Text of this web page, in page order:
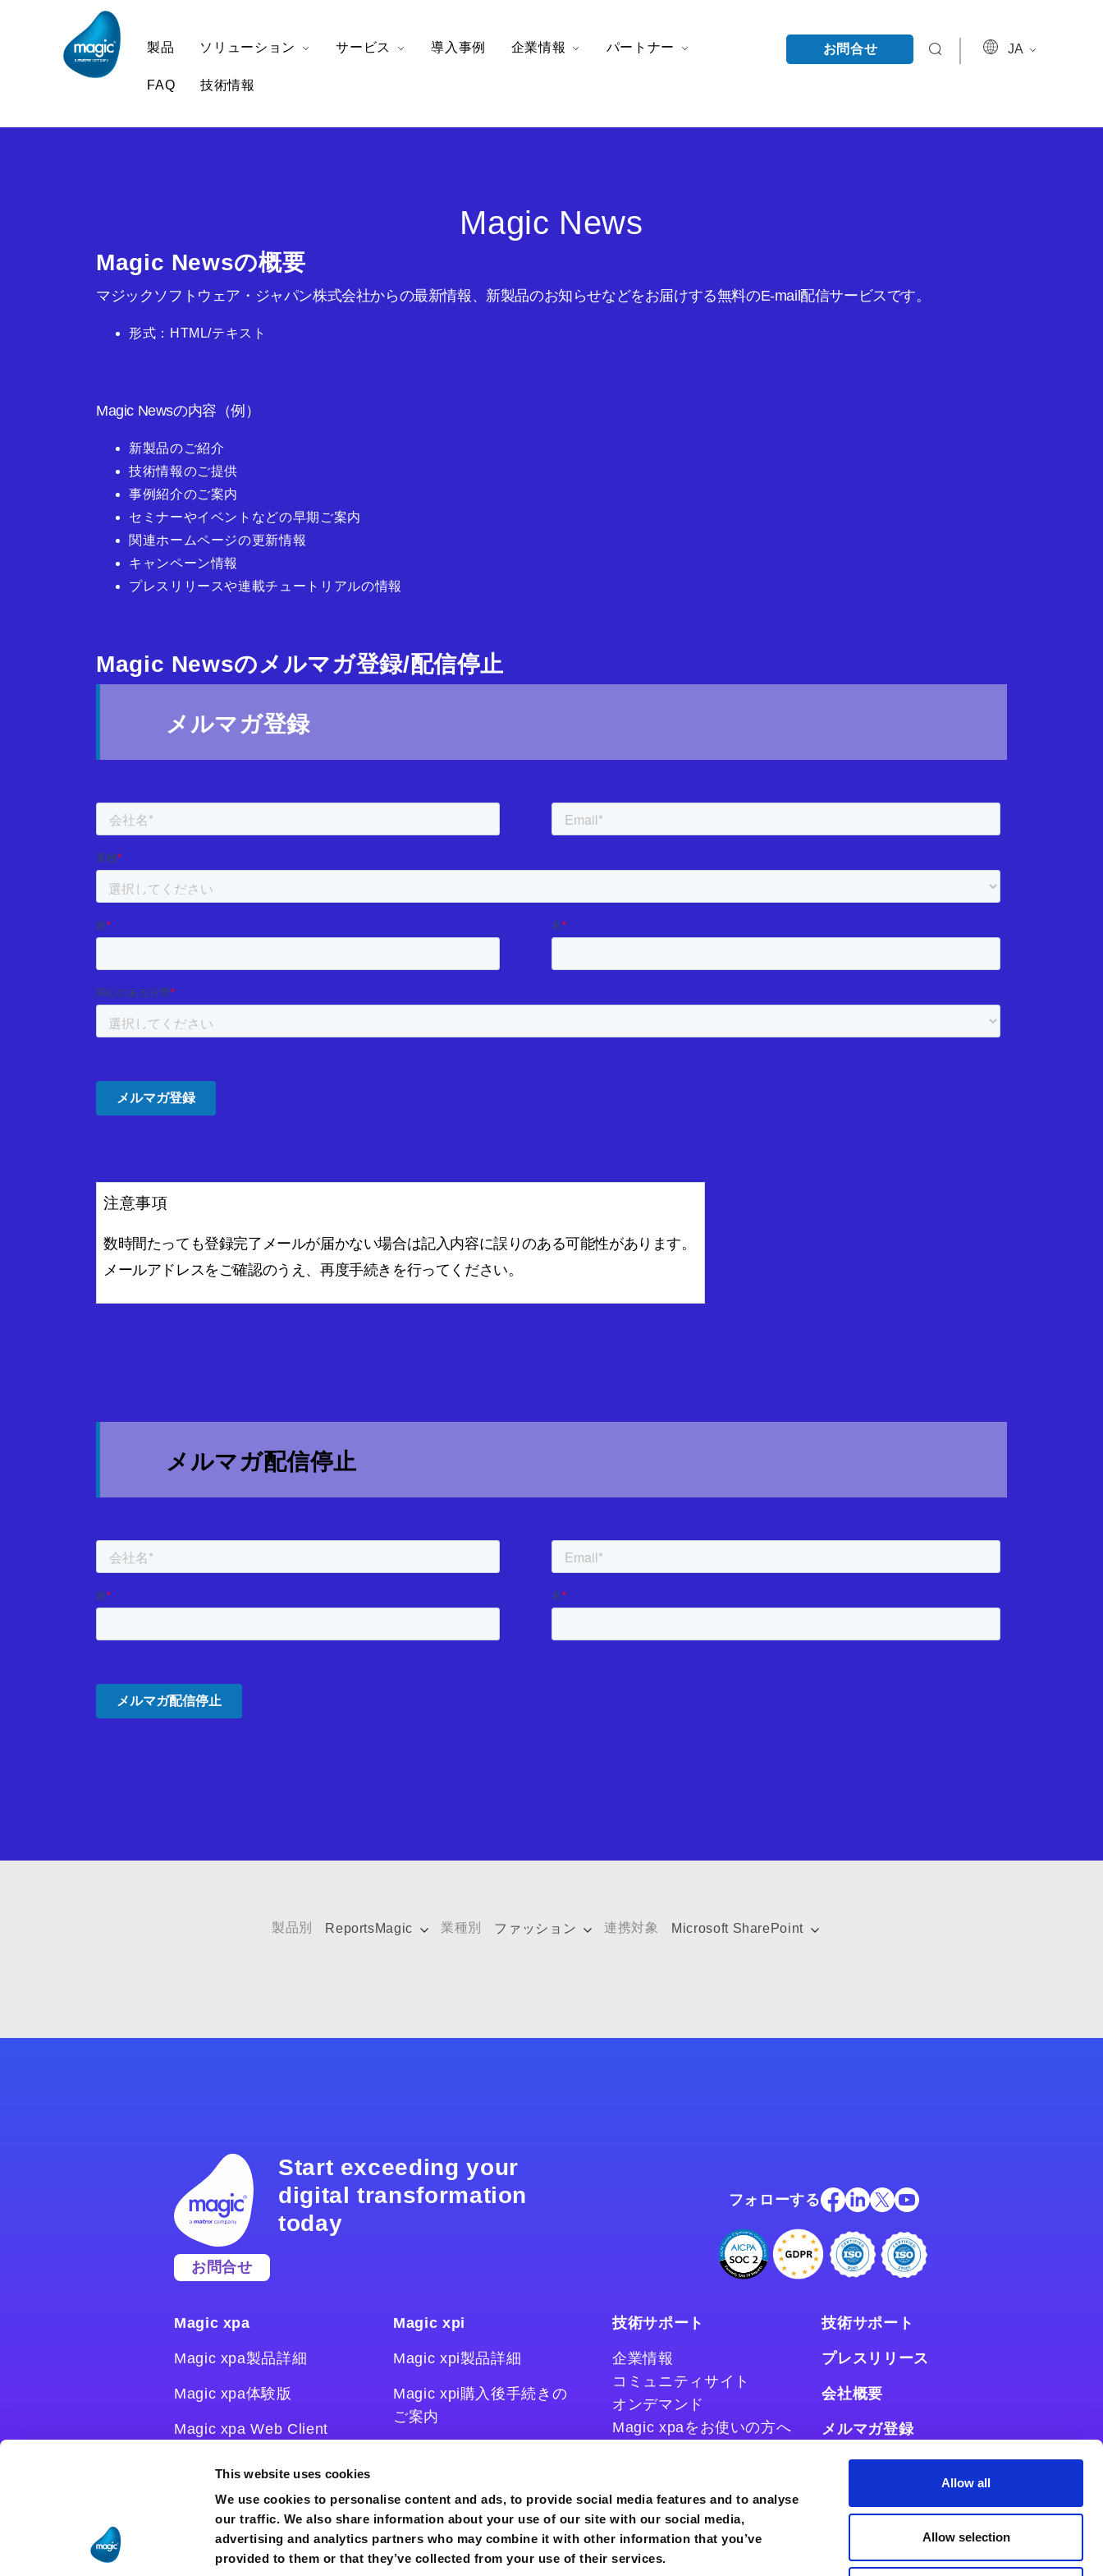
This website uses cookies
We use cookies to personalise content and ads, to provide social media features and to analyse
our traffic. We also share information about your use of our site with our social media,
advertising and analytics partners who may combine it with other information that you’ve
provided to them or that they’ve collected from your use of their services.
Allow all
Allow selection
製品 ソリューション サービス 導入事例 企業情報 パートナー
FAQ 技術情報
お問合せ JA
Magic News
Magic Newsの概要
マジックソフトウェア・ジャパン株式会社からの最新情報、新製品のお知らせなどをお届けする無料のE-mail配信サービスです。
形式：HTML/テキスト
Magic Newsの内容（例）
新製品のご紹介
技術情報のご提供
事例紹介のご案内
セミナーやイベントなどの早期ご案内
関連ホームページの更新情報
キャンペーン情報
プレスリリースや連載チュートリアルの情報
Magic Newsのメルマガ登録/配信停止
メルマガ登録
注意事項
数時間たっても登録完了メールが届かない場合は記入内容に誤りのある可能性があります。
メールアドレスをご確認のうえ、再度手続きを行ってください。
メルマガ配信停止
製品別 ReportsMagic 業種別 ファッション 連携対象 Microsoft SharePoint
Start exceeding your
digital transformation
today
お問合せ
フォローする
Magic xpa
Magic xpa製品詳細
Magic xpa体験版
Magic xpa Web Client
ユーザー登録/ライセンス発
Magic xpi
Magic xpi製品詳細
Magic xpi購入後手続きの
ご案内
技術サポート
企業情報
コミュニティサイト
オンデマンド
Magic xpaをお使いの方へ
コラム
技術サポート
プレスリリース
会社概要
メルマガ登録